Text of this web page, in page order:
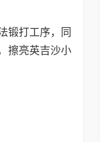
锻打工序，同
擦亮英吉沙小